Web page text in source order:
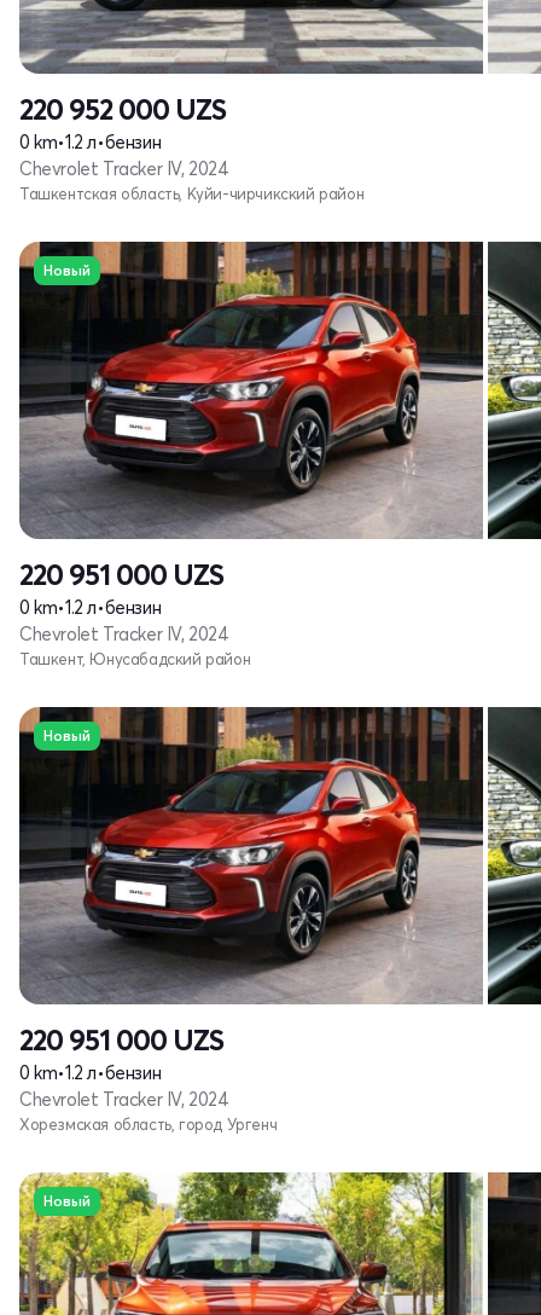
220 952 000 UZS
0 km•1.2 л•бензин
Chevrolet Tracker IV, 2024
Ташкентская область, Куйи-чирчикский район
Новый
220 951 000 UZS
0 km•1.2 л•бензин
Chevrolet Tracker IV, 2024
Ташкент, Юнусабадский район
Новый
220 951 000 UZS
0 km•1.2 л•бензин
Chevrolet Tracker IV, 2024
Хорезмская область, город Ургенч
Новый